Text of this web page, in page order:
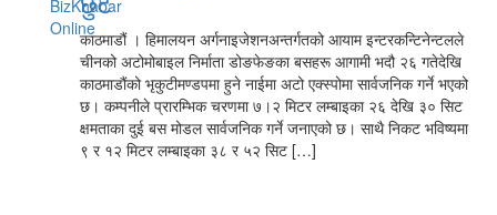
काठमाडौं । हिमालयन अर्गनाइजेशनअन्तर्गतको आयाम इन्टरकन्टिनेन्टलले
चीनको अटोमोबाइल निर्माता डोङफेङका बसहरू आगामी भदौ २६ गतेदेखि
काठमाडौंको भृकुटीमण्डपमा हुने नाईमा अटो एक्स्पोमा सार्वजनिक गर्ने भएको
छ। कम्पनीले प्रारम्भिक चरणमा ७।२ मिटर लम्बाइका २६ देखि ३० सिट
क्षमताका दुई बस मोडल सार्वजनिक गर्ने जनाएको छ। साथै निकट भविष्यमा
९ र १२ मिटर लम्बाइका ३८ र ५२ सिट […]